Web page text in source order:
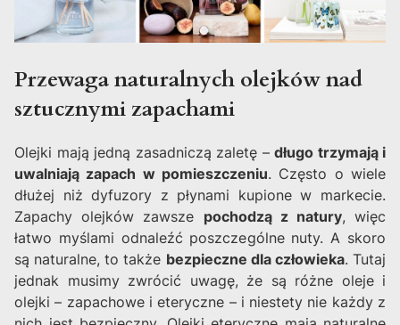
Przewaga naturalnych olejków nad
sztucznymi zapachami
Olejki mają jedną zasadniczą zaletę – długo trzymają i
uwalniają zapach w pomieszczeniu. Często o wiele
dłużej niż dyfuzory z płynami kupione w markecie.
Zapachy olejków zawsze pochodzą z natury, więc
łatwo myślami odnaleźć poszczególne nuty. A skoro
są naturalne, to także bezpieczne dla człowieka. Tutaj
jednak musimy zwrócić uwagę, że są różne oleje i
olejki – zapachowe i eteryczne – i niestety nie każdy z